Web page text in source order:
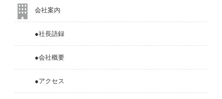
会社案内
●社長語録
●会社概要
●アクセス